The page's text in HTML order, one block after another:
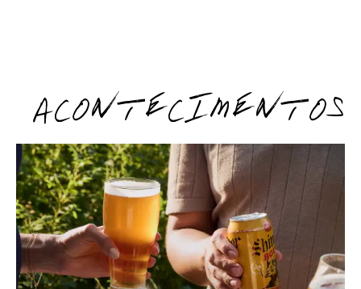
ACONTECIMENTOS